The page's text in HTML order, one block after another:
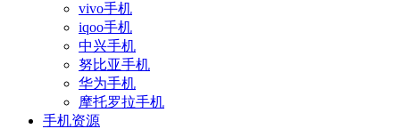
vivo手机
iqoo手机
中兴手机
努比亚手机
华为手机
摩托罗拉手机
手机资源